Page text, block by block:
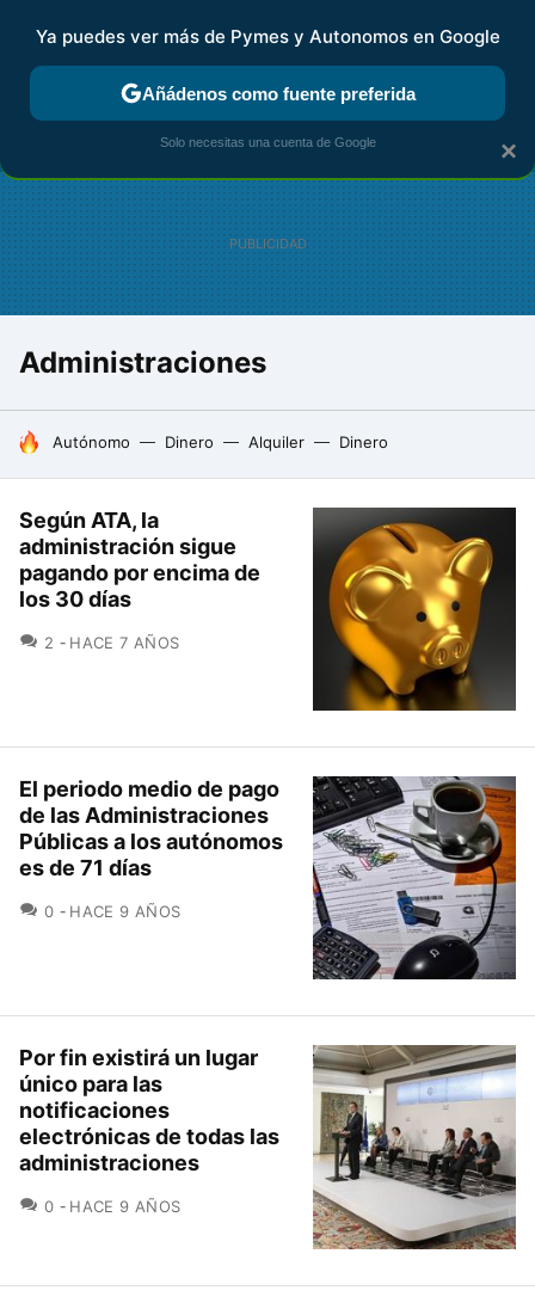
FISCALIDAD Y CONTABILIDAD KIT DIGITAL RENTA
Administraciones
HOY SE HABLA DE
Autónomo Dinero Alquiler Dinero
Según ATA, la
administración sigue
pagando por encima de
los 30 días
2 COMENTARIOS
HACE 7 AÑOS
El periodo medio de pago
de las Administraciones
Públicas a los autónomos
es de 71 días
0 COMENTARIOS
HACE 9 AÑOS
Por fin existirá un lugar
único para las
notificaciones
electrónicas de todas las
administraciones
0 COMENTARIOS
HACE 9 AÑOS
×
Ya puedes ver más de Pymes y Autonomos en Google
Añádenos como fuente preferida
Solo necesitas una cuenta de Google